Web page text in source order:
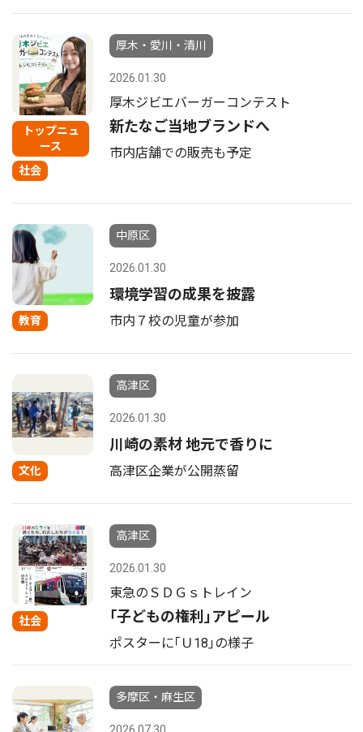
トップニュ
ース
社会
厚木・愛川・清川
2026.01.30
厚木ジビエバーガーコンテスト
新たなご当地ブランドへ
市内店舗での販売も予定
教育
中原区
2026.01.30
環境学習の成果を披露
市内７校の児童が参加
文化
高津区
2026.01.30
川崎の素材 地元で香りに
高津区企業が公開蒸留
社会
高津区
2026.01.30
東急のＳＤＧｓトレイン
｢子どもの権利｣アピール
ポスターに｢Ｕ18｣の様子
多摩区・麻生区